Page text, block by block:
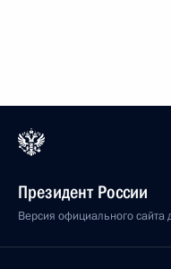
Президент России
Версия официального сайта